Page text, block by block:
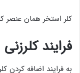
کلر استخر همان عنصر
فرایند کلرزنی
به فرایند اضافه کردن